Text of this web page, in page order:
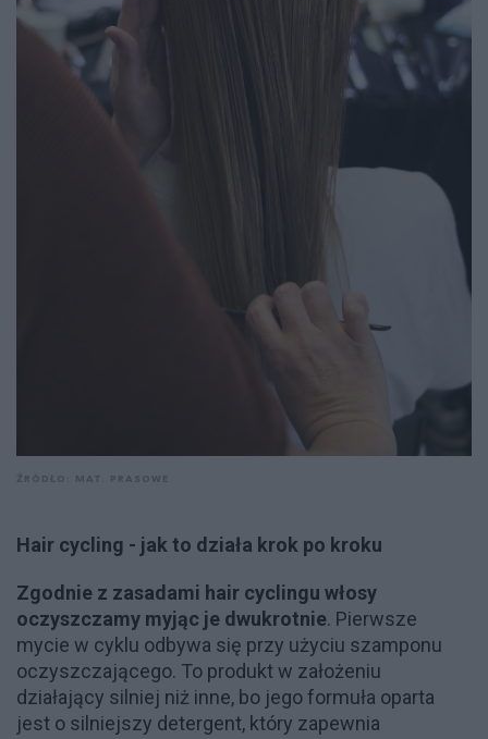
Hair cycling - jak to działa krok po kroku
Zgodnie z zasadami hair cyclingu włosy
oczyszczamy myjąc je dwukrotnie. Pierwsze
mycie w cyklu odbywa się przy użyciu szamponu
oczyszczającego. To produkt w założeniu
działający silniej niż inne, bo jego formuła oparta
jest o silniejszy detergent, który zapewnia